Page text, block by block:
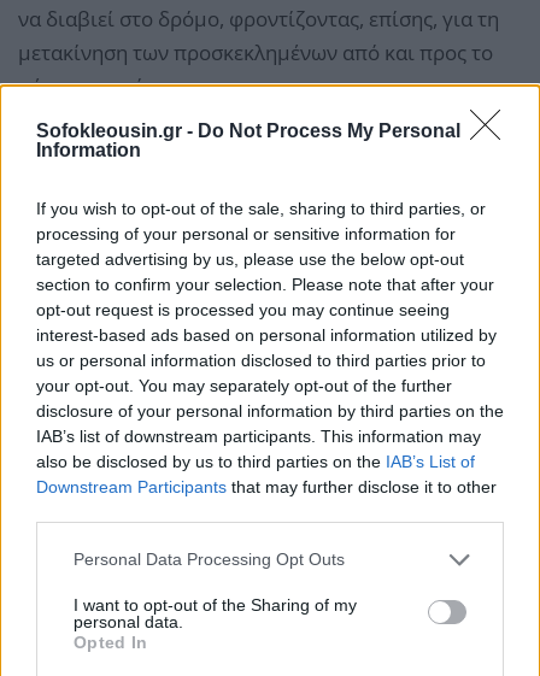
Sofokleousin.gr - Do Not Process My Personal
Information
If you wish to opt-out of the sale, sharing to third parties, or
processing of your personal or sensitive information for
targeted advertising by us, please use the below opt-out
section to confirm your selection. Please note that after your
opt-out request is processed you may continue seeing
interest-based ads based on personal information utilized by
us or personal information disclosed to third parties prior to
your opt-out. You may separately opt-out of the further
disclosure of your personal information by third parties on the
IAB’s list of downstream participants. This information may
also be disclosed by us to third parties on the IAB’s List of
Downstream Participants that may further disclose it to other
Personal Data Processing Opt Outs
I want to opt-out of the Sharing of my
personal data.
Opted In
να διαβιεί στο δρόμο, φροντίζοντας, επίσης, για τη
μετακίνηση των προσκεκλημένων από και προς το
χώρο του γεύματος.
Παράλληλα, την εκδήλωση υποστήριξε ο Οργανισμός
Αθηναίων (ΟΠΑΝΔΑ), αναλαμβάνοντας τη μουσική
επένδυσή της με την παρουσία DJ, ενώ η Δημοτική
Αστυνομία διασφάλισε την ομαλή ροή της.